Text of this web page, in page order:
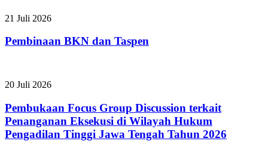
21 Juli 2026
Pembinaan BKN dan Taspen
20 Juli 2026
Pembukaan Focus Group Discussion terkait
Penanganan Eksekusi di Wilayah Hukum
Pengadilan Tinggi Jawa Tengah Tahun 2026